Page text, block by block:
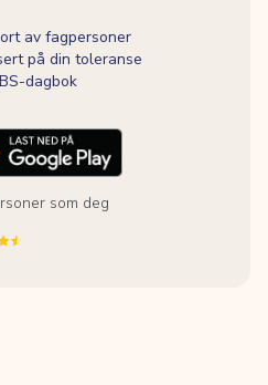
av fagpersoner
på din toleranse
dagbok
som deg